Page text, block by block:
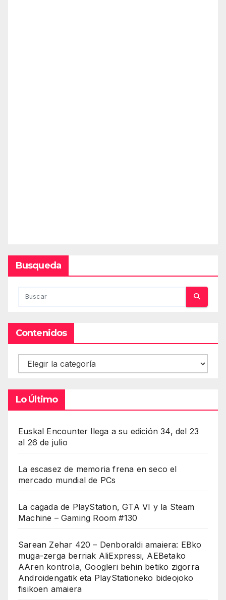
Busqueda
Contenidos
Contenidos
Lo Último
Euskal Encounter llega a su edición 34, del 23
al 26 de julio
La escasez de memoria frena en seco el
mercado mundial de PCs
La cagada de PlayStation, GTA VI y la Steam
Machine – Gaming Room #130
Sarean Zehar 420 – Denboraldi amaiera: EBko
muga-zerga berriak AliExpressi, AEBetako
AAren kontrola, Googleri behin betiko zigorra
Androidengatik eta PlayStationeko bideojoko
fisikoen amaiera